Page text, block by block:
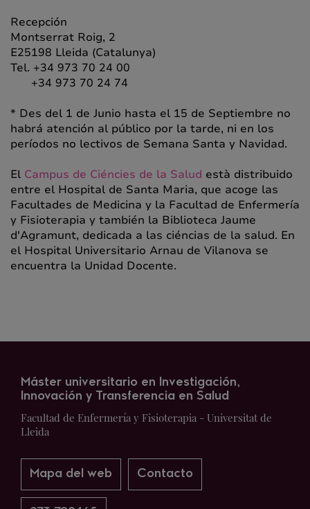
Recepción
Montserrat Roig, 2
E25198 Lleida (Catalunya)
Tel. +34 973 70 24 00
+34 973 70 24 74
* Des del 1 de Junio hasta el 15 de Septiembre no
habrá atención al público por la tarde, ni en los
períodos no lectivos de Semana Santa y Navidad.
El Campus de Ciéncies de la Salud està distribuido
entre el Hospital de Santa Maria, que acoge las
Facultades de Medicina y la Facultad de Enfermería
y Fisioterapia y también la Biblioteca Jaume
d'Agramunt, dedicada a las ciéncias de la salud. En
el Hospital Universitario Arnau de Vilanova se
encuentra la Unidad Docente.
Máster universitario en Investigación,
Innovación y Transferencia en Salud
Facultad de Enfermería y Fisioterapia - Universitat de
Lleida
Mapa del web Contacto